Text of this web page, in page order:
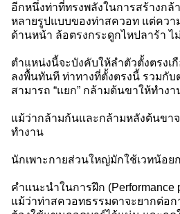
อีกหนึ่งท่าที่ทรงพลังในการสร้างก
หลายรูปแบบของท่าสควอท แต่คว
ด้านหน้า ล้อตรงกระดูกไหปลาร้า
ตำแหน่งนี้จะบังคับให้ลำตัวตั้งตรง
ลงพื้นทันที ท่าทางที่ตั้งตรงนี้ รวมกั
สามารถ “แยก” กล้ามต้นขาให้ทำง
แม้ว่ากล้ามก้นและกล้ามหลังต้นขา
ทำงาน
นักเพาะกายส่วนใหญ่มักใช้เวทน้อ
คำแนะนำในการฝึก (Performance
แม้ว่าท่าสควอทธรรมดาจะยากต่อ